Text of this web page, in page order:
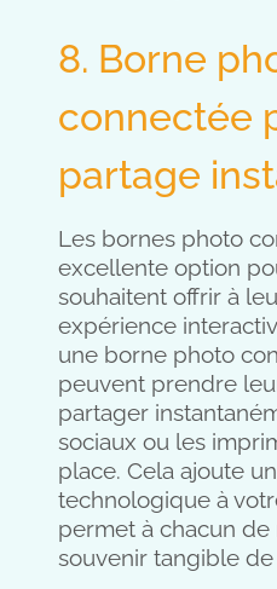
8. Borne
connectée
partage
Les bornes photo
excellente option
souhaitent offrir à
expérience
une borne photo
peuvent prendre
partager
sociaux ou les
place. Cela ajoute
technologique à
permet à chacun
souvenir tangible